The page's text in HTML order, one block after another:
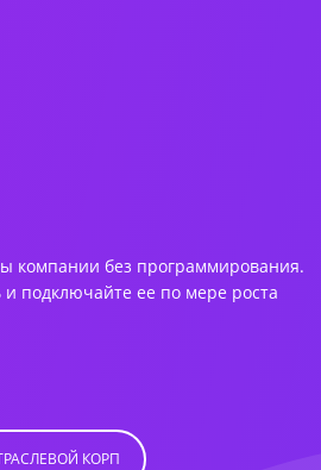
компании без программирования.
подключайте ее по мере роста
КОРП